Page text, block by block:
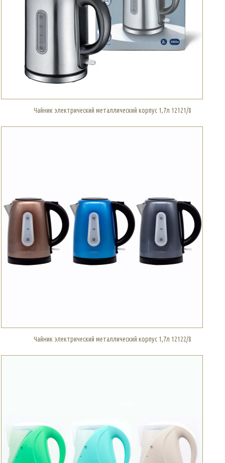
Чайник электрический металлический корпус 1,7л 12121/8
Чайник электрический металлический корпус 1,7л 12122/8